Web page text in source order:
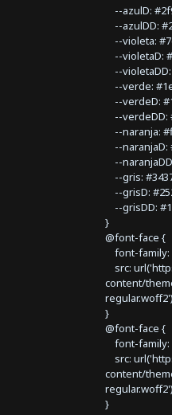
--azulD:
--azulDD:
--violeta:
--violetaD:
--violetaDD:
--verde:
--verdeD:
--verdeDD:
--naranja:
--naranjaD:
--
--gris:
--grisD:
--grisDD:
}
@font-face {
font-family:
src:
content/
}
@font-face {
font-family:
src:
content/
}